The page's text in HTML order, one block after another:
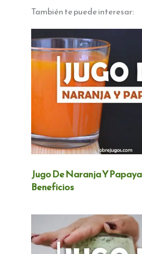
También te puede interesar:
Jugo De Naranja Y
Beneficios